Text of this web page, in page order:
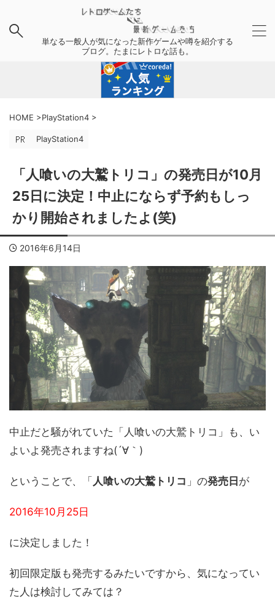
単なる一般人が気になった新作ゲームや噂を紹介する
ブログ。たまにレトロな話も。
HOME >PlayStation4 >
PlayStation4
「人喰いの大鷲トリコ」の発売日が10月
25日に決定！中止にならず予約もしっ
かり開始されましたよ(笑)
2016年6月14日
中止だと騒がれていた「人喰いの大鷲トリコ」も、い
よいよ発売されますね(´∀｀)
ということで、「 人喰いの大鷲トリコ 」の発売日 が
2016年10月25日
に決定しました！
初回限定版も発売するみたいですから、気になってい
た人は検討してみては？